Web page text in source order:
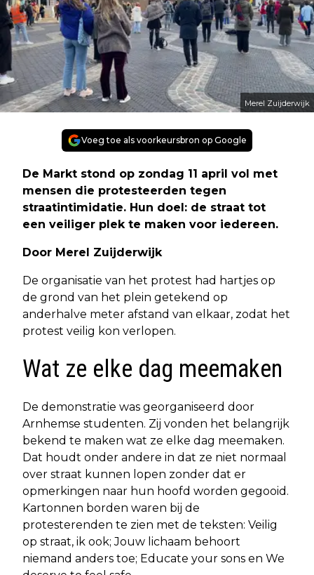
Merel Zuijderwijk
Voeg toe als voorkeursbron op Google
De Markt stond op zondag 11 april vol met
mensen die protesteerden tegen
straatintimidatie. Hun doel: de straat tot
een veiliger plek te maken voor iedereen.
Door Merel Zuijderwijk
De organisatie van het protest had hartjes op
de grond van het plein getekend op
anderhalve meter afstand van elkaar, zodat het
protest veilig kon verlopen.
Wat ze elke dag meemaken
De demonstratie was georganiseerd door
Arnhemse studenten. Zij vonden het belangrijk
bekend te maken wat ze elke dag meemaken.
Dat houdt onder andere in dat ze niet normaal
over straat kunnen lopen zonder dat er
opmerkingen naar hun hoofd worden gegooid.
Kartonnen borden waren bij de
protesterenden te zien met de teksten: Veilig
op straat, ik ook; Jouw lichaam behoort
niemand anders toe; Educate your sons en We